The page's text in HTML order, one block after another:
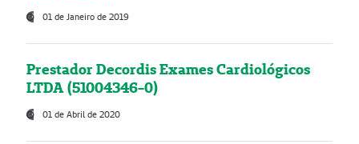
01 de Janeiro de 2019
Prestador Decordis Exames Cardiológicos
LTDA (51004346-0)
01 de Abril de 2020